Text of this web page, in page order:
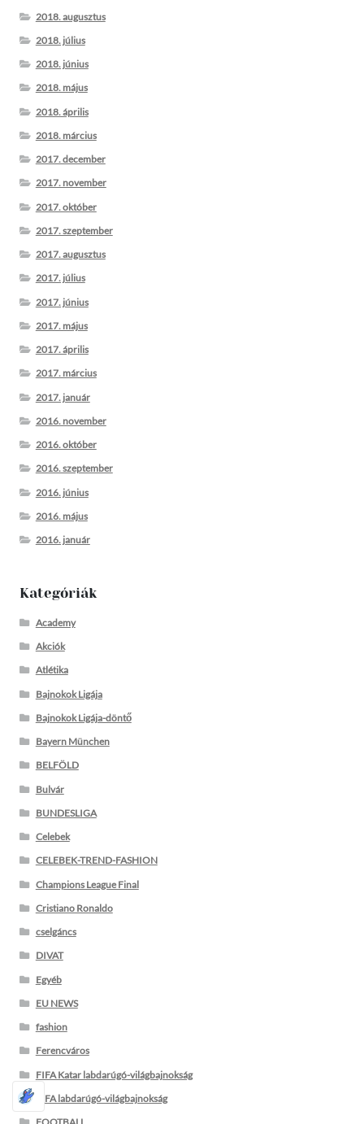
2018. augusztus
2018. július
2018. június
2018. május
2018. április
2018. március
2017. december
2017. november
2017. október
2017. szeptember
2017. augusztus
2017. július
2017. június
2017. május
2017. április
2017. március
2017. január
2016. november
2016. október
2016. szeptember
2016. június
2016. május
2016. január
Kategóriák
Academy
Akciók
Atlétika
Bajnokok Ligája
Bajnokok Ligája-döntő
Bayern München
BELFÖLD
Bulvár
BUNDESLIGA
Celebek
CELEBEK-TREND-FASHION
Champions League Final
Cristiano Ronaldo
cselgáncs
DIVAT
Egyéb
EU NEWS
fashion
Ferencváros
FIFA Katar labdarúgó-világbajnokság
FIFA labdarúgó-világbajnokság